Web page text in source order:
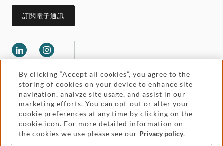
訂閲電子通訊
Legal and regulatory
Pricing
Accessibility
Attorney advertising
By clicking “Accept all cookies”, you agree to the
storing of cookies on your device to enhance site
navigation, analyze site usage, and assist in our
marketing efforts. You can opt-out or alter your
cookie preferences at any time by clicking on the
cookie icon. For more detailed information on
the cookies we use please see our Privacy policy.